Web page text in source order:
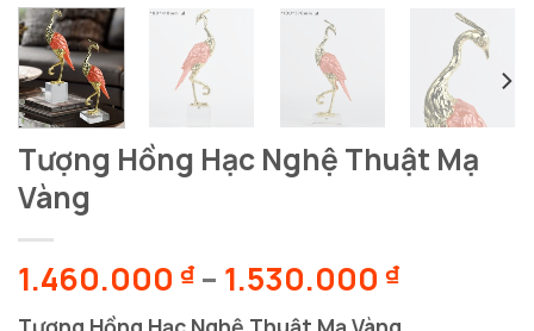
Tượng Hồng Hạc Nghệ Thuật Mạ
Vàng
1.460.000 ₫ – 1.530.000 ₫Khoảng